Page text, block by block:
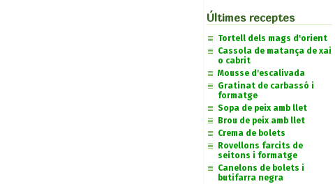
Últimes receptes
Tortell dels mags d'orient
Cassola de matança de xai
o cabrit
Mousse d'escalivada
Gratinat de carbassó i
formatge
Sopa de peix amb llet
Brou de peix amb llet
Crema de bolets
Rovellons farcits de
seitons i formatge
Canelons de bolets i
butifarra negra